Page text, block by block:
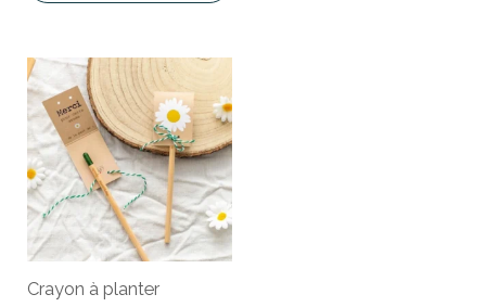
Crayon à planter